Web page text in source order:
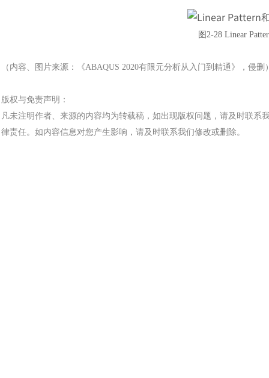
图 2-28 Linear
（内容、图片来源：《ABAQUS 2020有限元分析从入门到精通 》，侵删
版权与免责声明：
凡未注明作者、来源的内容均为转载稿，如出现版权问题，请及时联
律责任。如内容信息对您产生影响，请及时联系我们修改或删除。